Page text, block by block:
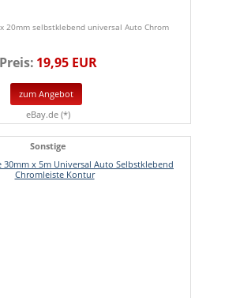
20mm selbstklebend universal Auto Chrom
Preis: 19,95 EUR
zum Angebot
eBay.de (*)
Sonstige